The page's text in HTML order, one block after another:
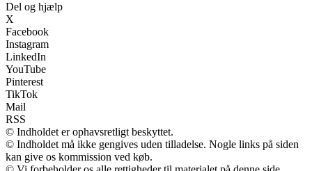
Del og hjælp
X
Facebook
Instagram
LinkedIn
YouTube
Pinterest
TikTok
Mail
RSS
© Indholdet er ophavsretligt beskyttet.
© Indholdet må ikke gengives uden tilladelse. Nogle links på siden
kan give os kommission ved køb.